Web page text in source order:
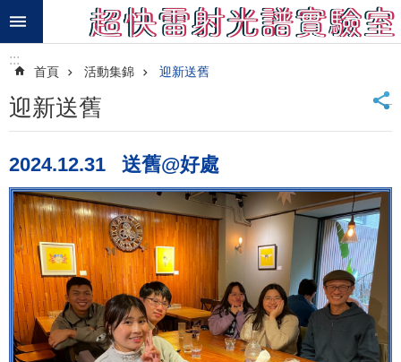
跳到主要內容區塊
階
搜
最
消
息
研
究
項
目
研
究
成
:::
首頁 活動集錦 迎新送舊
迎新送舊 _
2024.12.31 送舊@好處